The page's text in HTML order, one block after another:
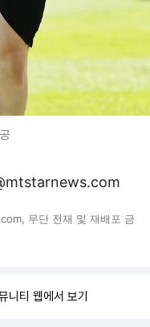
무단 전재 및 재배포 금
니티 웹에서 보기